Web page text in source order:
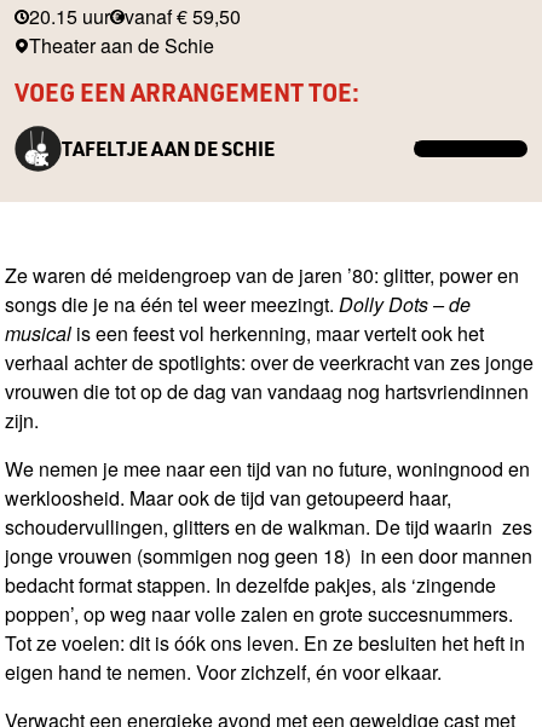
Ze waren dé meidengroep van de jaren ’80: glitter, power en
songs die je na één tel weer meezingt.Dolly Dots – de
musical is een feest vol herkenning, maar vertelt ook het
verhaal achter de spotlights: over de veerkracht van zes jonge
vrouwen die tot op de dag van vandaag nog hartsvriendinnen
zijn.
We nemen je mee naar een tijd van no future, woningnood en
werkloosheid. Maar ook de tijd van getoupeerd haar,
schoudervullingen, glitters en de walkman. De tijd waarin zes
jonge vrouwen (sommigen nog geen 18) in een door mannen
bedacht format stappen. In dezelfde pakjes, als ‘zingende
poppen’, op weg naar volle zalen en grote succesnummers.
Tot ze voelen: dit is óók ons leven. En ze besluiten het heft in
eigen hand te nemen. Voor zichzelf, én voor elkaar.
Verwacht een energieke avond met een geweldige cast met
20.15 uur vanaf € 59,50
Theater aan de Schie
VOEG EEN ARRANGEMENT TOE:
TAFELTJE AAN DE SCHIE MEER INFO →